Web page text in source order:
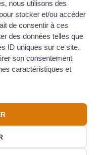
nous utilisons des
stocker et/ou accéder
de consentir à ces
des données telles que
ID uniques sur ce site.
son consentement
caractéristiques et
CLAMP
clamp DN25/50.5
€ TTC